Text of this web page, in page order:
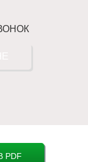
PDF